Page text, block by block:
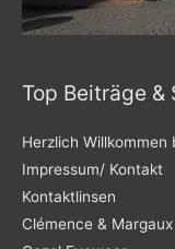
Top Beiträge &
Herzlich Willkommen
Impressum/ Kontakt
Kontaktlinsen
Clémence &